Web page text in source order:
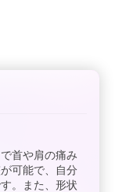
首や肩の痛み
可能で、自分
。また、形状